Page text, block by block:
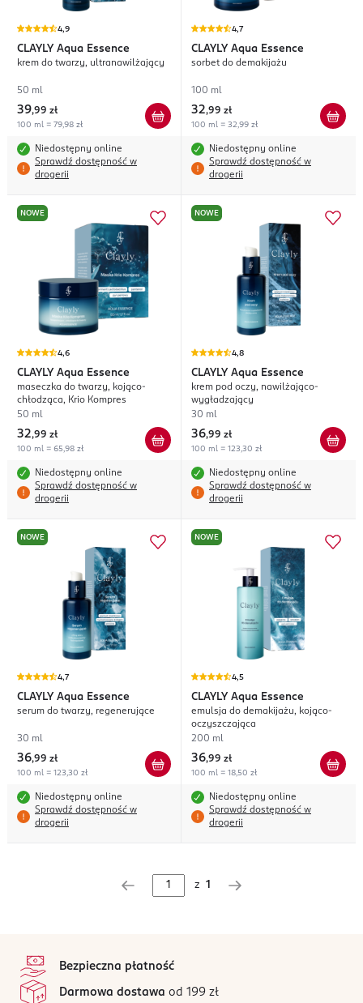
4,9
CLAYLY Aqua Essence
krem do twarzy, ultranawilżający
50 ml
39,99 zł
100 ml = 79,98 zł
Niedostępny online
Sprawdź dostępność w
drogerii
4,7
CLAYLY Aqua Essence
sorbet do demakijażu
100 ml
32,99 zł
100 ml = 32,99 zł
Niedostępny online
Sprawdź dostępność w
drogerii
NOWE
4,6
CLAYLY Aqua Essence
maseczka do twarzy, kojąco-
chłodząca, Krio Kompres
50 ml
32,99 zł
100 ml = 65,98 zł
Niedostępny online
Sprawdź dostępność w
drogerii
NOWE
4,8
CLAYLY Aqua Essence
krem pod oczy, nawilżająco-
wygładzający
30 ml
36,99 zł
100 ml = 123,30 zł
Niedostępny online
Sprawdź dostępność w
drogerii
NOWE
4,7
CLAYLY Aqua Essence
serum do twarzy, regenerujące
30 ml
36,99 zł
100 ml = 123,30 zł
Niedostępny online
Sprawdź dostępność w
drogerii
NOWE
4,5
CLAYLY Aqua Essence
emulsja do demakijażu, kojąco-
oczyszczająca
200 ml
36,99 zł
100 ml = 18,50 zł
Niedostępny online
Sprawdź dostępność w
drogerii
z 1
Bezpieczna płatność
Darmowa dostawa od 199 zł